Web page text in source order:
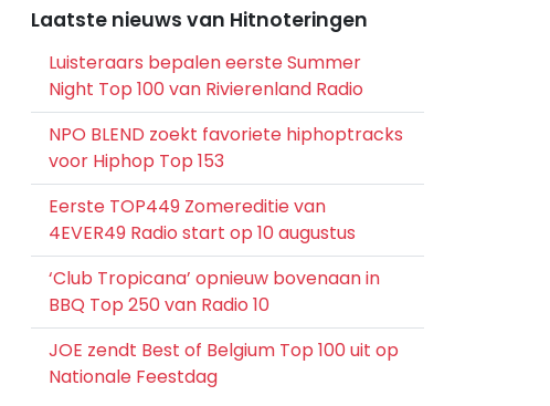
Laatste nieuws van Hitnoteringen
Luisteraars bepalen eerste Summer
Night Top 100 van Rivierenland Radio
NPO BLEND zoekt favoriete hiphoptracks
voor Hiphop Top 153
Eerste TOP449 Zomereditie van
4EVER49 Radio start op 10 augustus
‘Club Tropicana’ opnieuw bovenaan in
BBQ Top 250 van Radio 10
JOE zendt Best of Belgium Top 100 uit op
Nationale Feestdag